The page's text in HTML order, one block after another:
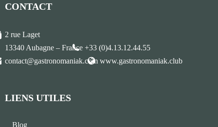
CONTACT
2 rue Laget
13340 Aubagne – France +33 (0)4.13.12.44.55
contact@gastronomaniak.com www.gastronomaniak.club
LIENS UTILES
Blog